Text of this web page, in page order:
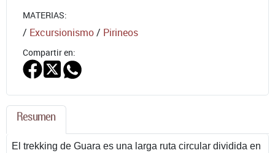
MATERIAS:
/ Excursionismo/ Pirineos
Compartir en:
Resumen
El trekking de Guara es una larga ruta circular dividida en